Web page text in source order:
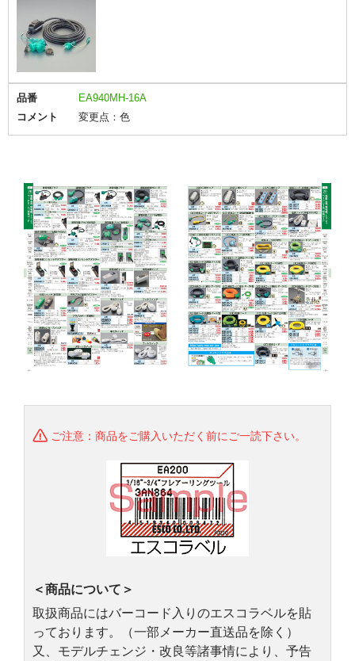
品番
EA940MH-16A
コメント
変更点：色
ご注意：商品をご購入いただく前にご一読下さい。
＜商品について＞
取扱商品にはバーコード入りのエスコラベルを貼
っております。（一部メーカー直送品を除く）
又、モデルチェンジ・改良等諸事情により、予告